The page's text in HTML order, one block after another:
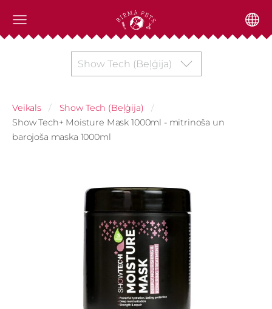
Show Tech (Beļģija)
Veikals
Show Tech (Beļģija)
Show Tech+ Moisture Mask 1000ml - mitrinoša un
barojoša maska 1000ml